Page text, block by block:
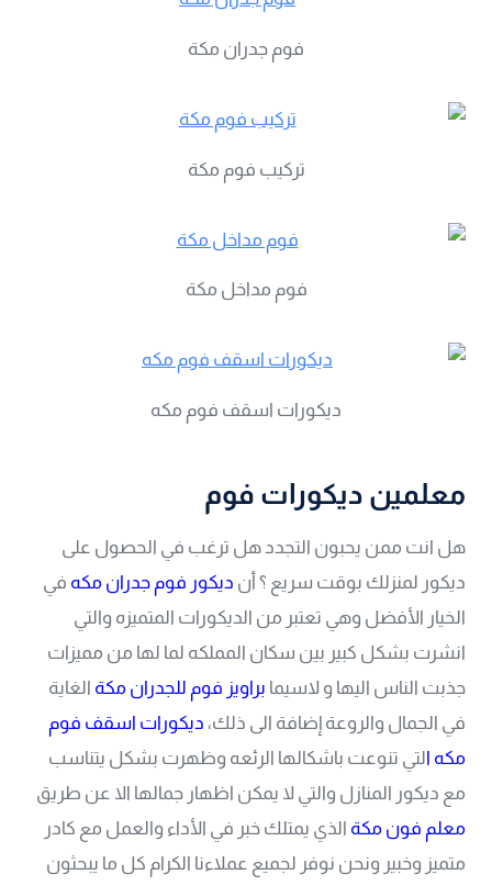
فوم جدران مكة
تركيب فوم مكة
فوم مداخل مكة
ديكورات اسقف فوم مكه
معلمين ديكورات فوم
هل انت ممن يحبون التجدد هل ترغب في الحصول على
ديكور لمنزلك بوقت سريع ؟ أن ديكور فوم جدران مكه في
الخيار الأفضل وهي تعتبر من الديكورات المتميزه والتي
انشرت بشكل كبير بين سكان المملكه لما لها من مميزات
جذبت الناس اليها و لاسيما براويز فوم للجدران مكة الغاية
في الجمال والروعة إضافة الى ذلك، ديكورات اسقف فوم
مكه التي تنوعت باشكالها الرئعه وظهرت بشكل يتناسب
مع ديكور المنازل والتي لا يمكن اظهار جمالها الا عن طريق
معلم فون مكة الذي يمتلك خبر في الأداء والعمل مع كادر
متميز وخبير ونحن نوفر لجميع عملاءنا الكرام كل ما يبحثون